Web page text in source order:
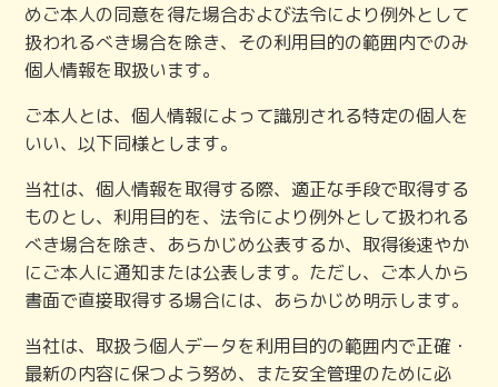
めご本人の同意を得た場合および法令により例外として
扱われるべき場合を除き、その利用目的の範囲内でのみ
個人情報を取扱います。
ご本人とは、個人情報によって識別される特定の個人を
いい、以下同様とします。
当社は、個人情報を取得する際、適正な手段で取得する
ものとし、利用目的を、法令により例外として扱われる
べき場合を除き、あらかじめ公表するか、取得後速やか
にご本人に通知または公表します。ただし、ご本人から
書面で直接取得する場合には、あらかじめ明示します。
当社は、取扱う個人データを利用目的の範囲内で正確・
最新の内容に保つよう努め、また安全管理のために必